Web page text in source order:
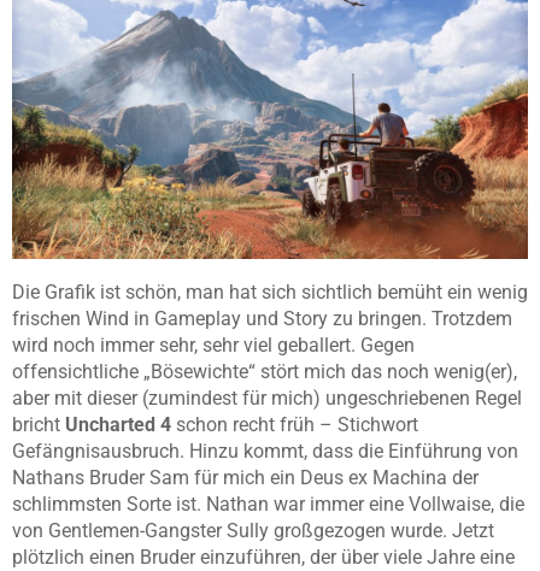
Die Grafik ist schön, man hat sich sichtlich bemüht ein wenig
frischen Wind in Gameplay und Story zu bringen. Trotzdem
wird noch immer sehr, sehr viel geballert. Gegen
offensichtliche „Bösewichte“ stört mich das noch wenig(er),
aber mit dieser (zumindest für mich) ungeschriebenen Regel
bricht Uncharted 4 schon recht früh – Stichwort
Gefängnisausbruch. Hinzu kommt, dass die Einführung von
Nathans Bruder Sam für mich ein Deus ex Machina der
schlimmsten Sorte ist. Nathan war immer eine Vollwaise, die
von Gentlemen-Gangster Sully großgezogen wurde. Jetzt
plötzlich einen Bruder einzuführen, der über viele Jahre eine